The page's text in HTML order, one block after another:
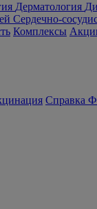
Дерматология
Сердечно-
Комплексы
Справка